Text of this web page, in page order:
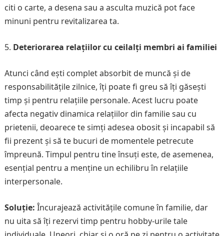
citi o carte, a desena sau a asculta muzică pot face
minuni pentru revitalizarea ta.
Deteriorarea relațiilor cu ceilalți membri ai familiei
Atunci când ești complet absorbit de muncă și de
responsabilitățile zilnice, îți poate fi greu să îți găsești
timp și pentru relațiile personale. Acest lucru poate
afecta negativ dinamica relațiilor din familie sau cu
prietenii, deoarece te simți adesea obosit și incapabil să
fii prezent și să te bucuri de momentele petrecute
împreună. Timpul pentru tine însuți este, de asemenea,
esențial pentru a menține un echilibru în relațiile
interpersonale.
Soluție: Încurajează activitățile comune în familie, dar
nu uita să îți rezervi timp pentru hobby-urile tale